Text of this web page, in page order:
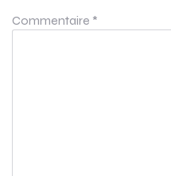
Commentaire *